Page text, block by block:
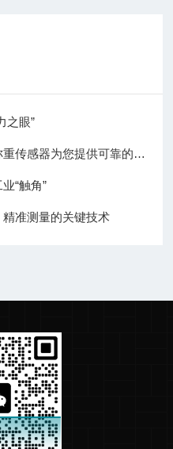
之眼”
器为您提供可靠的数据支持
“触角”
准测量的关键技术